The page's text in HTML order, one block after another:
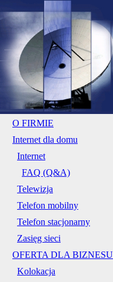
O FIRMIE
Internet dla domu
Internet
FAQ (Q&A)
Telewizja
Telefon mobilny
Telefon stacjonarny
Zasięg sieci
OFERTA DLA BIZNESU
Kolokacja